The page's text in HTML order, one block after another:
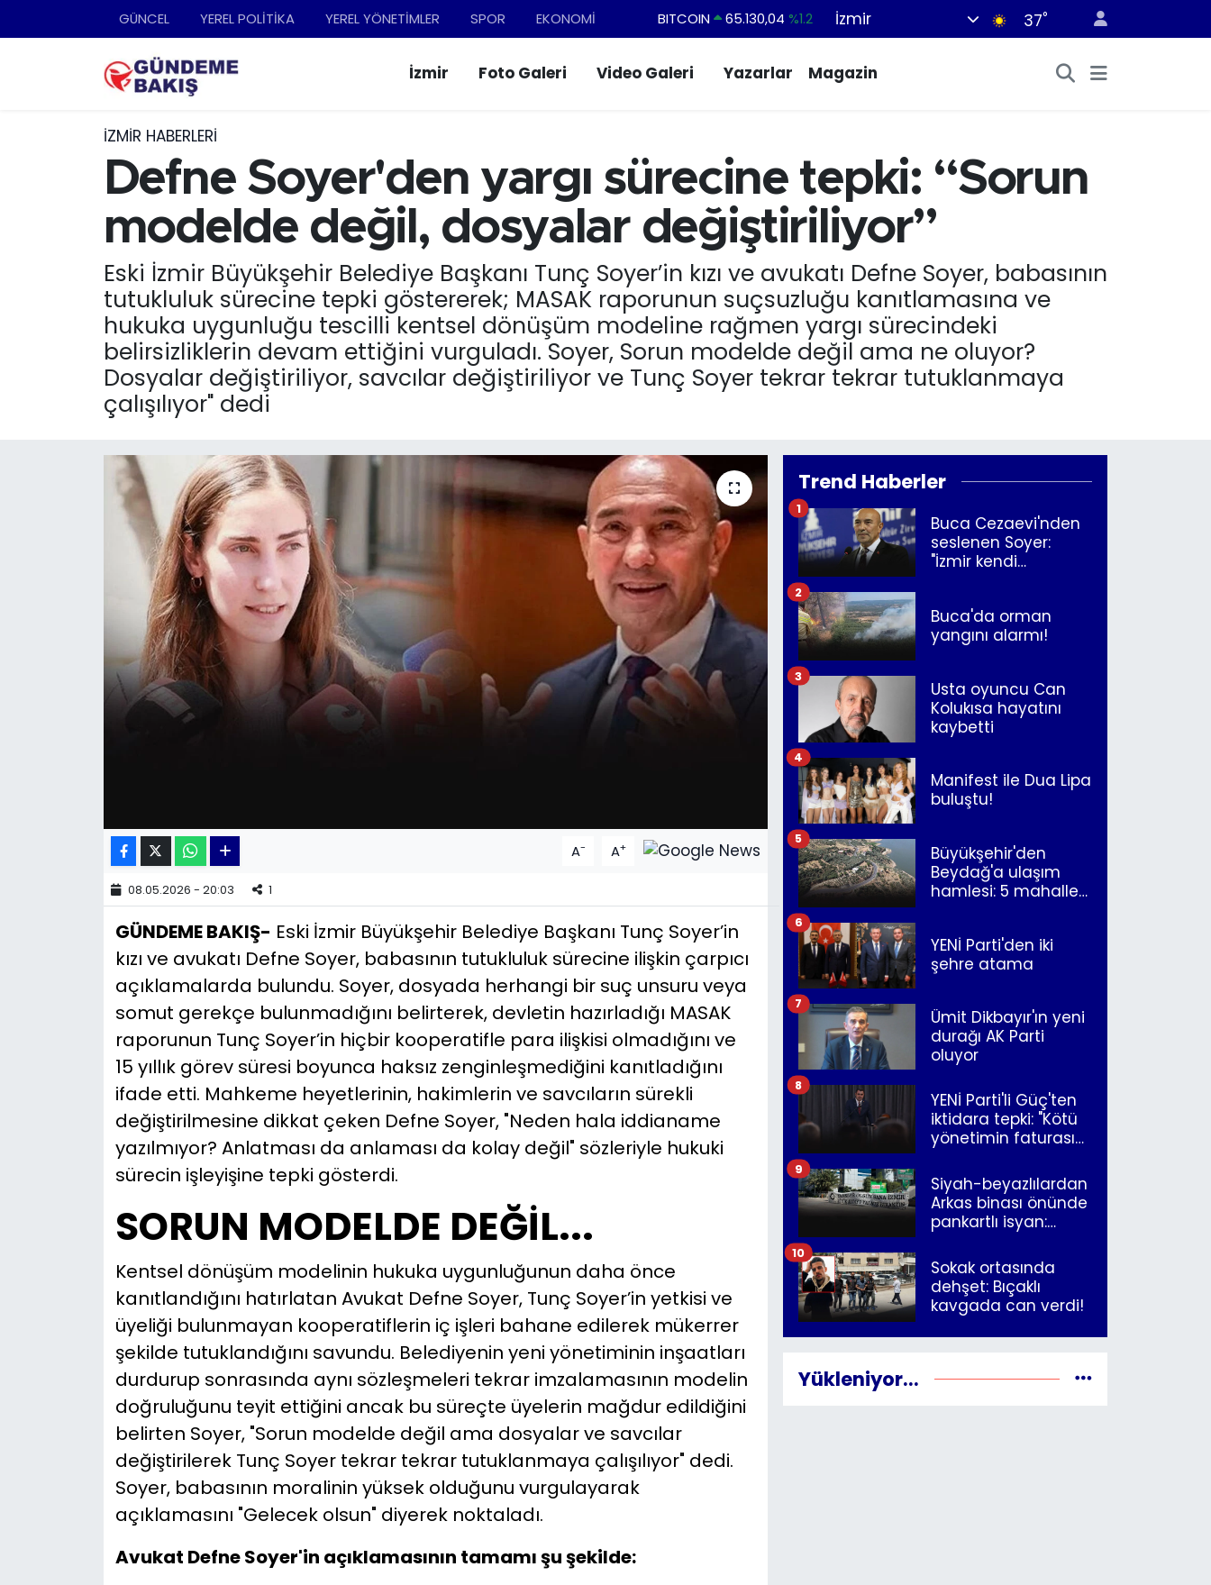
GÜNCEL YEREL POLİTİKA YEREL YÖNETİMLER SPOR EKONOMİ DOLAR 47,7106 %0.17
STERLİN
64,4046 %0.35
BITCOIN
65.130,04%1.2
İzmir 37°
İzmir Foto Galeri Video Galeri Yazarlar Magazin
İZMIR HABERLERI
Defne Soyer'den yargı sürecine tepki: “Sorun
modelde değil, dosyalar değiştiriliyor”
Eski İzmir Büyükşehir Belediye Başkanı Tunç Soyer’in kızı ve avukatı Defne Soyer, babasının
tutukluluk sürecine tepki göstererek; MASAK raporunun suçsuzluğu kanıtlamasına ve
hukuka uygunluğu tescilli kentsel dönüşüm modeline rağmen yargı sürecindeki
belirsizliklerin devam ettiğini vurguladı. Soyer, Sorun modelde değil ama ne oluyor?
Dosyalar değiştiriliyor, savcılar değiştiriliyor ve Tunç Soyer tekrar tekrar tutuklanmaya
çalışılıyor" dedi
A- A+
08.05.2026 - 20:03 1
GÜNDEME BAKIŞ- Eski İzmir Büyükşehir Belediye Başkanı Tunç Soyer’in
kızı ve avukatı Defne Soyer, babasının tutukluluk sürecine ilişkin çarpıcı
açıklamalarda bulundu. Soyer, dosyada herhangi bir suç unsuru veya
somut gerekçe bulunmadığını belirterek, devletin hazırladığı MASAK
raporunun Tunç Soyer’in hiçbir kooperatifle para ilişkisi olmadığını ve
15 yıllık görev süresi boyunca haksız zenginleşmediğini kanıtladığını
ifade etti. Mahkeme heyetlerinin, hakimlerin ve savcıların sürekli
değiştirilmesine dikkat çeken Defne Soyer, "Neden hala iddianame
yazılmıyor? Anlatması da anlaması da kolay değil" sözleriyle hukuki
sürecin işleyişine tepki gösterdi.
SORUN MODELDE DEĞİL...
Kentsel dönüşüm modelinin hukuka uygunluğunun daha önce
kanıtlandığını hatırlatan Avukat Defne Soyer, Tunç Soyer’in yetkisi ve
üyeliği bulunmayan kooperatiflerin iç işleri bahane edilerek mükerrer
şekilde tutuklandığını savundu. Belediyenin yeni yönetiminin inşaatları
durdurup sonrasında aynı sözleşmeleri tekrar imzalamasının modelin
doğruluğunu teyit ettiğini ancak bu süreçte üyelerin mağdur edildiğini
belirten Soyer, "Sorun modelde değil ama dosyalar ve savcılar
değiştirilerek Tunç Soyer tekrar tekrar tutuklanmaya çalışılıyor" dedi.
Soyer, babasının moralinin yüksek olduğunu vurgulayarak
açıklamasını "Gelecek olsun" diyerek noktaladı.
Avukat Defne Soyer'in açıklamasının tamamı şu şekilde:
Trend Haberler
Buca Cezaevi'nden
seslenen Soyer:
"İzmir kendi
1
Buca'da orman
yangını alarmı!
2
Usta oyuncu Can
Kolukısa hayatını
kaybetti
3
Manifest ile Dua Lipa
buluştu!
4
Büyükşehir'den
Beydağ'a ulaşım
hamlesi: 5 mahalle
5
YENİ Parti'den iki
şehre atama
6
Ümit Dikbayır'ın yeni
durağı AK Parti
oluyor
7
YENİ Parti'li Güç'ten
iktidara tepki: "Kötü
yönetimin faturasını
8
Siyah-beyazlılardan
Arkas binası önünde
pankartlı isyan:
İzmir"
9
Sokak ortasında
dehşet: Bıçaklı
kavgada can verdi!
10
Yükleniyor...
Ankara
DÜNYA
EKONOMİ
English News
GÜNCEL
MAGAZİN
TEKNOLOJİ
YEREL YÖNETİMLER
Nöbetçi Eczaneler
Trafik Durumu
Süper Lig Puan Durumu ve Fikstür
Son Dakika Haberleri
Haber Arşivi